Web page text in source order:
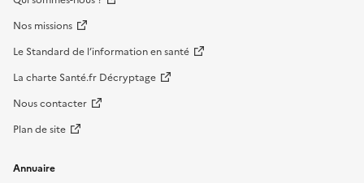
Nos missions
Le Standard de l’information en santé
La charte Santé.fr Décryptage
Nous contacter
Plan de site
Annuaire